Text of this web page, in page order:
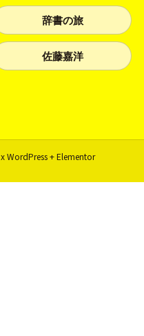
辞書の旅
佐藤嘉洋
x WordPress + Elementor